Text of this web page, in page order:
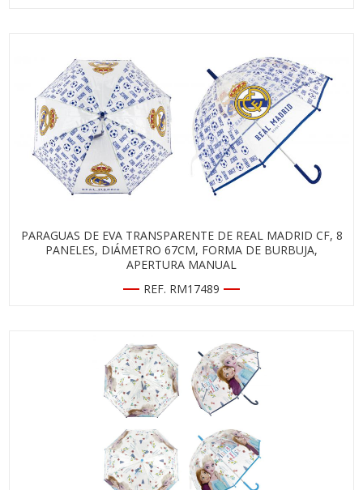
PARAGUAS DE EVA TRANSPARENTE DE REAL MADRID CF, 8
PANELES, DIÁMETRO 67CM, FORMA DE BURBUJA,
APERTURA MANUAL
REF. RM17489